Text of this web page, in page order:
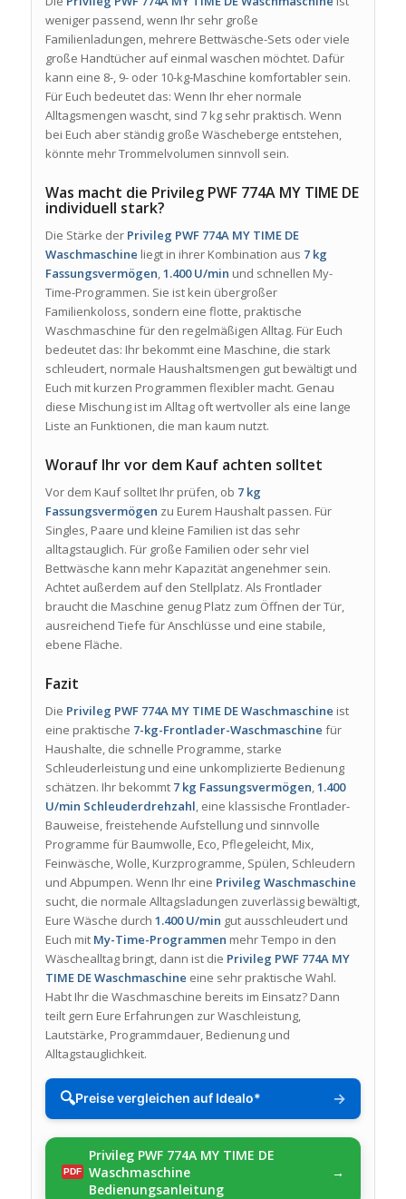
weniger passend, wenn Ihr sehr große
Familienladungen, mehrere Bettwäsche-Sets oder viele
große Handtücher auf einmal waschen möchtet. Dafür
kann eine 8-, 9- oder 10-kg-Maschine komfortabler sein.
Für Euch bedeutet das: Wenn Ihr eher normale
Alltagsmengen wascht, sind 7 kg sehr praktisch. Wenn
bei Euch aber ständig große Wäscheberge entstehen,
könnte mehr Trommelvolumen sinnvoll sein.
Was macht die Privileg PWF 774A MY TIME DE
individuell stark?
Die Stärke der Privileg PWF 774A MY TIME DE
Waschmaschine liegt in ihrer Kombination aus 7 kg
Fassungsvermögen,1.400 U/min und schnellen My-
Time-Programmen. Sie ist kein übergroßer
Familienkoloss, sondern eine flotte, praktische
Waschmaschine für den regelmäßigen Alltag. Für Euch
bedeutet das: Ihr bekommt eine Maschine, die stark
schleudert, normale Haushaltsmengen gut bewältigt und
Euch mit kurzen Programmen flexibler macht. Genau
diese Mischung ist im Alltag oft wertvoller als eine lange
Liste an Funktionen, die man kaum nutzt.
Worauf Ihr vor dem Kauf achten solltet
Vor dem Kauf solltet Ihr prüfen, ob 7 kg
Fassungsvermögen zu Eurem Haushalt passen. Für
Singles, Paare und kleine Familien ist das sehr
alltagstauglich. Für große Familien oder sehr viel
Bettwäsche kann mehr Kapazität angenehmer sein.
Achtet außerdem auf den Stellplatz. Als Frontlader
braucht die Maschine genug Platz zum Öffnen der Tür,
ausreichend Tiefe für Anschlüsse und eine stabile,
ebene Fläche.
Fazit
Die Privileg PWF 774A MY TIME DE Waschmaschine ist
eine praktische 7-kg-Frontlader-Waschmaschine für
Haushalte, die schnelle Programme, starke
Schleuderleistung und eine unkomplizierte Bedienung
schätzen. Ihr bekommt 7 kg Fassungsvermögen,1.400
U/min Schleuderdrehzahl, eine klassische Frontlader-
Bauweise, freistehende Aufstellung und sinnvolle
Programme für Baumwolle, Eco, Pflegeleicht, Mix,
Feinwäsche, Wolle, Kurzprogramme, Spülen, Schleudern
und Abpumpen. Wenn Ihr eine Privileg Waschmaschine
sucht, die normale Alltagsladungen zuverlässig bewältigt,
Eure Wäsche durch 1.400 U/min gut ausschleudert und
Euch mit My-Time-Programmen mehr Tempo in den
Wäschealltag bringt, dann ist die Privileg PWF 774A MY
TIME DE Waschmaschine eine sehr praktische Wahl.
Habt Ihr die Waschmaschine bereits im Einsatz? Dann
teilt gern Eure Erfahrungen zur Waschleistung,
Lautstärke, Programmdauer, Bedienung und
Alltagstauglichkeit.
🔍Preise vergleichen auf Idealo* →
Privileg PWF 774A MY TIME DE
Waschmaschine
Bedienungsanleitung